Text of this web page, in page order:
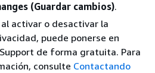
(Guardar cambios).
activar o desactivar la
puede ponerse en
de forma gratuita. Para
consulte Contactando